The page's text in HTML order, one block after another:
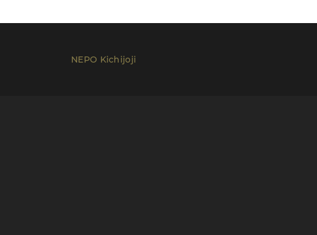
NEPO Kichijoji